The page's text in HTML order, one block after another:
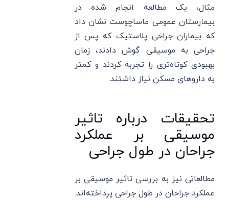
مثال، یک مطالعه انجام شده در
بیمارستان عمومی ماساچوست نشان داد
که بیماران جراحی پلاستیک که پس از
جراحی به موسیقی گوش دادند، زمان
بهبودی کوتاه‌تری را تجربه کردند و کمتر
به داروهای مسکن نیاز داشتند.
تحقیقات درباره تاثیر
موسیقی بر عملکرد
جراحان در طول جراحی
مطالعاتی نیز به بررسی تاثیر موسیقی بر
عملکرد جراحان در طول جراحی پرداخته‌اند.